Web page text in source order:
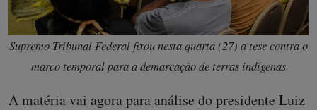
Supremo Tribunal Federal fixou nesta quarta (27) a tese contra o
marco temporal para a demarcação de terras indígenas
A matéria vai agora para análise do presidente Luiz